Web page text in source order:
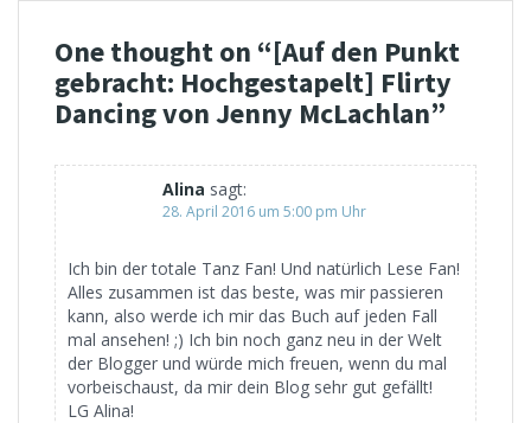
One thought on “[Auf den Punkt
gebracht: Hochgestapelt] Flirty
Dancing von Jenny McLachlan”
Alina sagt:
28. April 2016 um 5:00 pm Uhr
Ich bin der totale Tanz Fan! Und natürlich Lese Fan!
Alles zusammen ist das beste, was mir passieren
kann, also werde ich mir das Buch auf jeden Fall
mal ansehen! ;) Ich bin noch ganz neu in der Welt
der Blogger und würde mich freuen, wenn du mal
vorbeischaust, da mir dein Blog sehr gut gefällt!
LG Alina!